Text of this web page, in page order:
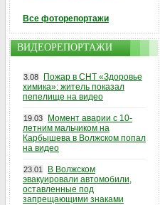
Все фоторепортажи
ВИДЕОРЕПОРТАЖИ
3.08
Пожар в СНТ «Здоровье
химика»: житель показал
пепелище на видео
19.03
Момент аварии с 10-
летним мальчиком на
Карбышева в Волжском попал
на видео
23.01
В Волжском
эвакуировали автомобили,
оставленные под
запрещающими знаками